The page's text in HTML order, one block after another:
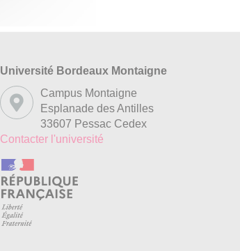
Université Bordeaux Montaigne
Campus Montaigne
Esplanade des Antilles
33607 Pessac Cedex
Contacter l'université